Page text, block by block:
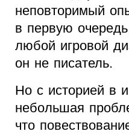
неповторимый
в первую
любой игровой
он не писатель.
Но с историей в
небольшая
что